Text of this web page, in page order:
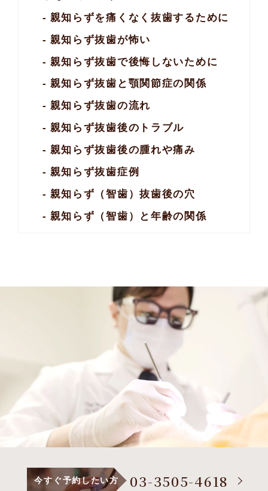
親知らずを痛くなく抜歯するために
親知らず抜歯が怖い
親知らず抜歯で後悔しないために
親知らず抜歯と顎関節症の関係
親知らず抜歯の流れ
親知らず抜歯後の トラブル
親知らず抜歯後の腫れや痛み
親知らず抜歯症例
親知らず（智歯）抜歯後の穴
親知らず（智歯）と年齢の関係
今すぐ予約したい方 03-3505-4618